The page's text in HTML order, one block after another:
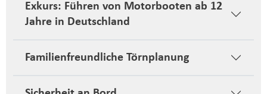
Exkurs: Führen von Motorbooten ab 12
Jahre in Deutschland
Familienfreundliche Törnplanung